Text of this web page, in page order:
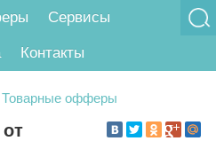
Сервисы
Контакты
Товарные офферы